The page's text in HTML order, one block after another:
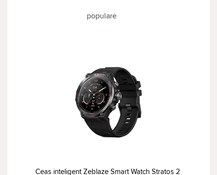
Ceas inteligent Zeblaze Smart Watch Stratos 2